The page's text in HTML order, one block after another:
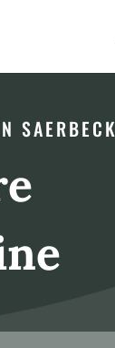
SAERBECK